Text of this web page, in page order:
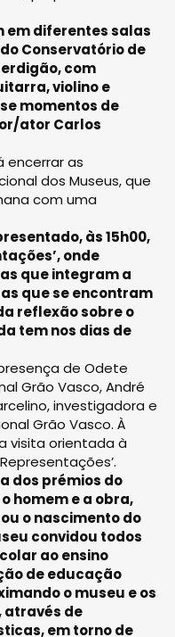
em diferentes salas
Conservatório de
com
violino e
momentos de
ator Carlos
encerrar as
dos Museus, que
com uma
às 15h00,
onde
que integram a
que se encontram
reflexão sobre o
tem nos dias de
de Odete
Grão Vasco, André
investigadora e
Grão Vasco. À
visita orientada à
dos prémios do
homem e a obra,
o nascimento do
convidou todos
ao ensino
de educação
o museu e os
através de
em torno de